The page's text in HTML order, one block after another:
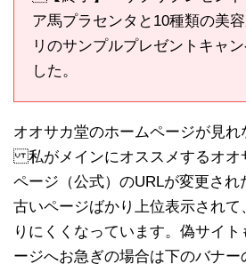
ア馬プラセンタと10種類の美
リのサンプルプレゼントキャ
した。
オオサカ堂のホームページが見れ
私がメインにオススメするオオ
ページ（公式）のURLが変更され
古いページばかり上位表示され
りにくくなっています。偽サイ
ージへお急ぎの場合は下のバナー